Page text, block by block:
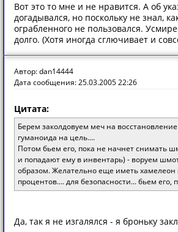
Вот это то мне и не нравится. А об
догадывался, но поскольку не знал,
ограбленного не пользовался.
долго. (Хотя иногда сглючивает и
Автор: dan14444
Дата сообщения: 25.03.2005 22:26
Цитата:
Берем заколдовуем меч на
гуманоида на цель....
Потом бьем его, пока не начнет снимать
и попадают ему в инвентарь) - воруем
образом. Желательно еще иметь хамелеон
процентов.... для безопасности... бьем его,
Да, так я не изгалялся - я броньку